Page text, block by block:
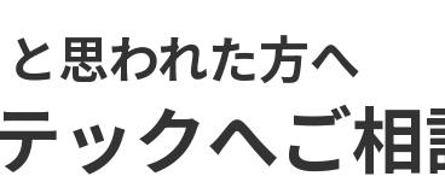
と思われた方へ
ックへご